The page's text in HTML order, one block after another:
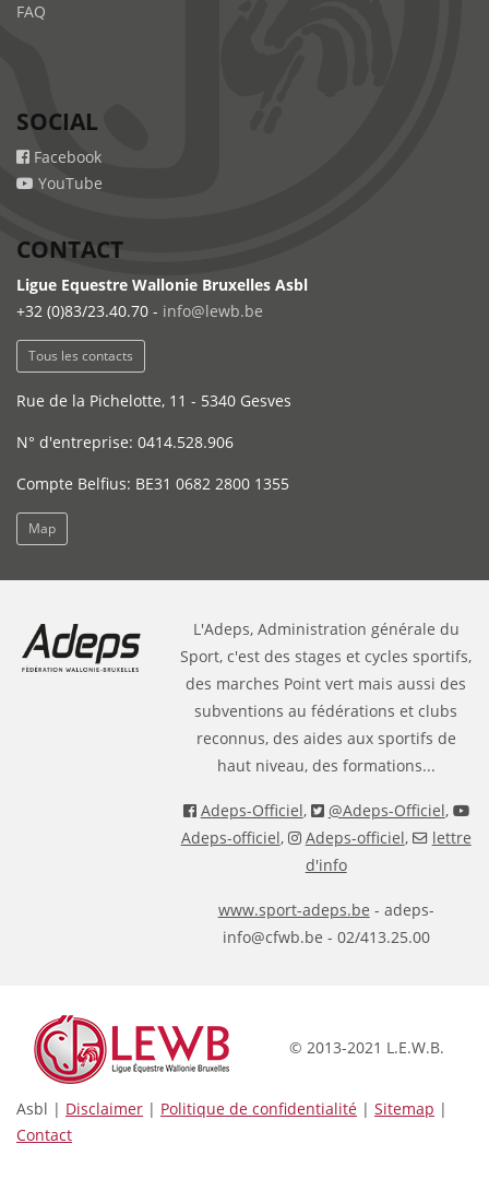
FAQ
SOCIAL
Facebook
YouTube
CONTACT
Ligue Equestre Wallonie Bruxelles Asbl
+32 (0)83/23.40.70 - info@lewb.be
Tous les contacts
Rue de la Pichelotte, 11 - 5340 Gesves
N° d'entreprise: 0414.528.906
Compte Belfius: BE31 0682 2800 1355
Map
L'Adeps, Administration générale du
Sport, c'est des stages et cycles sportifs,
des marches Point vert mais aussi des
subventions au fédérations et clubs
reconnus, des aides aux sportifs de
haut niveau, des formations...
Adeps-Officiel, @Adeps-Officiel,
Adeps-officiel, Adeps-officiel,
lettre
d'info
www.sport-adeps.be - adeps-
info@cfwb.be - 02/413.25.00
© 2013-2021 L.E.W.B.
Asbl | Disclaimer | Politique de confidentialité | Sitemap |
Contact